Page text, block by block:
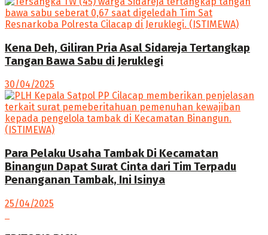
Kena Deh, Giliran Pria Asal Sidareja Tertangkap
Tangan Bawa Sabu di Jeruklegi
30/04/2025
Para Pelaku Usaha Tambak Di Kecamatan
Binangun Dapat Surat Cinta dari Tim Terpadu
Penanganan Tambak, Ini Isinya
25/04/2025